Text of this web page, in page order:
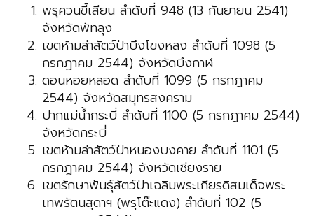
พรุควนขี้เสียน ลำดับที่ 948 (13 กันยายน 2541)
จังหวัดพัทลุง
เขตห้ามล่าสัตว์ป่าบึงโขงหลง ลำดับที่ 1098 (5
กรกฎาคม 2544) จังหวัดบึงกาฬ
ดอนหอยหลอด ลำดับที่ 1099 (5 กรกฎาคม
2544) จังหวัดสมุทรสงคราม
ปากแม่น้ำกระบี่ ลำดับที่ 1100 (5 กรกฎาคม 2544)
จังหวัดกระบี่
เขตห้ามล่าสัตว์ป่าหนองบงคาย ลำดับที่ 1101 (5
กรกฎาคม 2544) จังหวัดเชียงราย
เขตรักษาพันธุ์สัตว์ป่าเฉลิมพระเกียรดิสมเด็จพระ
เทพรัตนสุดาฯ (พรุโต๊ะแดง) ลำดับที่ 102 (5